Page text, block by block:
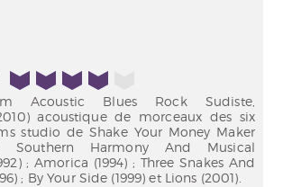
4/5
Acoustic Blues Rock Sudiste,
acoustique de morceaux des six
studio de Shake Your Money Maker
Southern Harmony And Musical
; Amorica (1994) ; Three Snakes And
; By Your Side (1999) et Lions (2001).